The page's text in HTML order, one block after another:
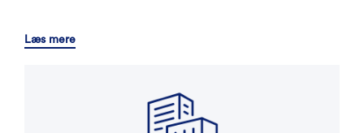
Læs mere